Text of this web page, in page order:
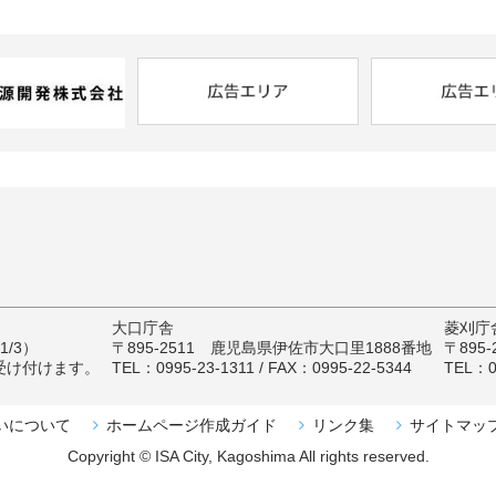
3）
付けます。
大口庁舎
〒895-2511 鹿児島県伊佐市大口里1888番地
TEL：0995-23-1311 / FAX：0995-22-5344
菱刈庁
〒
TEL：
について ホームページ作成ガイド リンク集
サイトマッ
Copyright © ISA City, Kagoshima All rights reserved.